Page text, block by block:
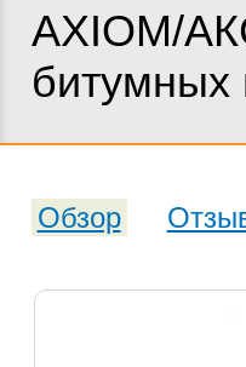
AXIOM/
битумных
Обзор